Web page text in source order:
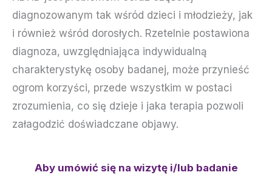
diagnozowanym tak wśród dzieci i młodzieży, jak
i również wśród dorosłych. Rzetelnie postawiona
diagnoza, uwzględniająca indywidualną
charakterystykę osoby badanej, może przynieść
ogrom korzyści, przede wszystkim w postaci
zrozumienia, co się dzieje i jaka terapia pozwoli
załagodzić doświadczane objawy.
Aby umówić się na wizytę i/lub badanie